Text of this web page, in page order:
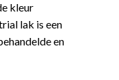
kleur
lak is een
en